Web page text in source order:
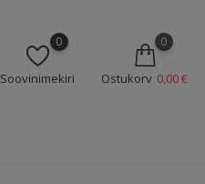
0
Soovinimekiri
0
Ostukorv 0,00 €